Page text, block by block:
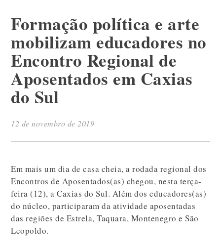
Formação política e arte
mobilizam educadores no
Encontro Regional de
Aposentados em Caxias
do Sul
12 de novembro de 2019
Em mais um dia de casa cheia, a rodada regional dos
Encontros de Aposentados(as) chegou, nesta terça-
feira (12), a Caxias do Sul. Além dos educadores(as)
do núcleo, participaram da atividade aposentadas
das regiões de Estrela, Taquara, Montenegro e São
Leopoldo.